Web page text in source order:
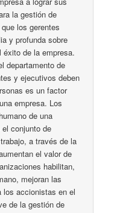
la gestión de
los gerentes
y profunda sobre
de la empresa.
departamento de
y ejecutivos deben
es un factor
empresa. Los
de una
conjunto de
a través de la
el valor de
habilitan,
mejoran las
los accionistas en el
de la gestión de